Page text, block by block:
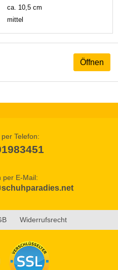
ca. 10,5 cm
mittel
Öffnen
Telefon:
per E-Mail:
Widerrufsrecht